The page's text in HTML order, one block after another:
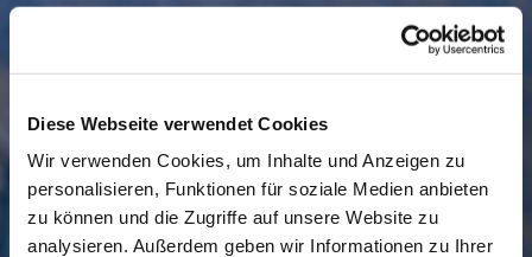
Diese Webseite verwendet Cookies
Wir verwenden Cookies, um Inhalte und Anzeigen zu
personalisieren, Funktionen für soziale Medien anbieten
zu können und die Zugriffe auf unsere Website zu
analysieren. Außerdem geben wir Informationen zu Ihrer
GEMEINDE BESUCHEN